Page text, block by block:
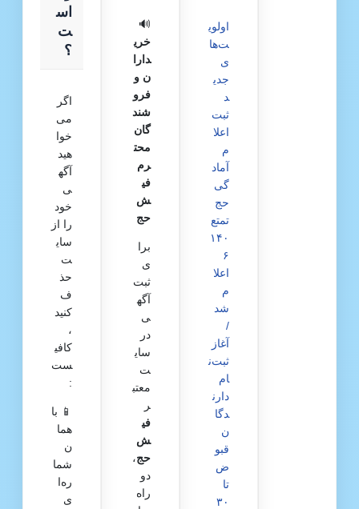
اولوی
ت‌ها
ی
جدی
د
ثبت
اعلا
م
آماد
گی
حج
تمتع
۱۴۰
۶
اعلا
م
شد
/
آغاز
ثبت‌ن
ام
دارن
دگا
ن
قبو
ض
تا
۳۰
🔊
خری
دارا
ن و
فرو
شند
گان
محت
رم
فی
ش
حج
برا
ی
ثبت
آگه
ی
در
سای
ت
معتب
ر
فی
ش‌
حج،
دو
راه
اس
ت
؟
اگر
می‌
خوا
هید
آگه
ی
خود
را از
سای
ت
حذ
ف
کنید
،
کافی
ست
:
📱 با
هما
ن
شما
ره‌ا
ی